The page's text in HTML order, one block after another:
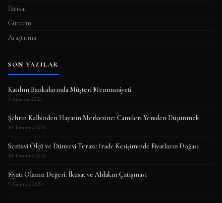
İktisat
Gündem
Araştırma
SON YAZILAR
Katılım Bankalarında Müşteri Memnuniyeti
3 Ağustos 2026
Şehrin Kalbinden Hayatın Merkezine: Camileri Yeniden Düşünmek
30 Temmuz 2026
Semavi Ölçü ve Dünyevi Terazi: İrade Kesişiminde Fiyatların Doğası
30 Temmuz 2026
Fiyatı Olanın Değeri: İktisat ve Ahlakın Çatışması
9 Temmuz 2026